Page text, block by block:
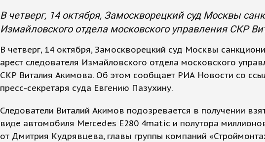
В четверг, 14 октября, Замоскворецкий суд Москвы
Измайловского отдела московского управления СКР
В четверг, 14 октября, Замоскворецкий суд Москвы
арест следователя Измайловского отдела московского
СКР Виталия Акимова. Об этом сообщает РИА Новости со
пресс-секретаря суда Евгению Пазухину.
Следователи Виталий Акимов подозревается в получении
виде автомобиля Mercedes E280 4matic и полутора
от Дмитрия Кудрявцева, главы группы компаний